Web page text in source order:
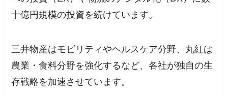
十億円規模の投資を続けています。
三井物産はモビリティやヘルスケア分野、丸紅は
農業・食料分野を強化するなど、各社が独自の生
存戦略を加速させています。